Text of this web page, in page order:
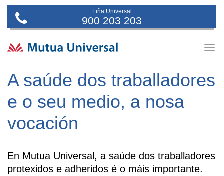
Liña Universal
900 203 203
A saúde dos traballadores
e o seu medio, a nosa
vocación
En Mutua Universal, a saúde dos traballadores
protexidos e adheridos é o máis importante.